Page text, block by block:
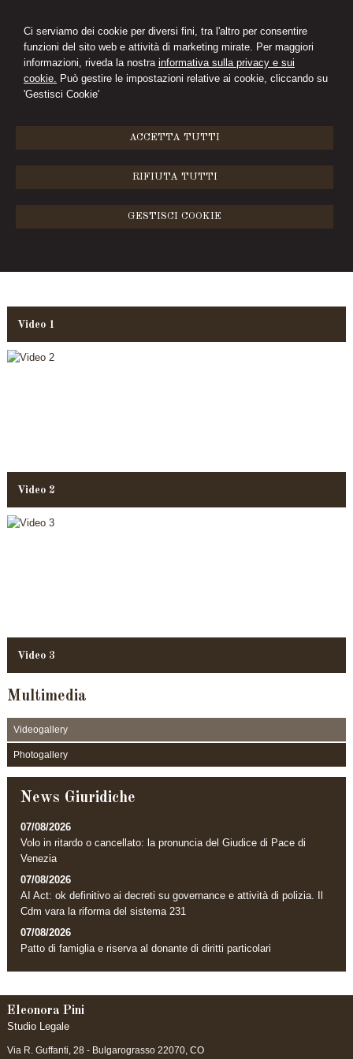
Ci serviamo dei cookie per diversi fini, tra l'altro per consentire
funzioni del sito web e attività di marketing mirate. Per maggiori
informazioni, riveda la nostra informativa sulla privacy e sui
cookie. Può gestire le impostazioni relative ai cookie, cliccando su
'Gestisci Cookie'
ACCETTA TUTTI
RIFIUTA TUTTI
GESTISCI COOKIE
ELEONORA PINI
STUDIO LEGALE
Video 1
Video 2
Video 3
Multimedia
Videogallery
Photogallery
News Giuridiche
07/08/2026
Volo in ritardo o cancellato: la pronuncia del Giudice di Pace di
Venezia
07/08/2026
AI Act: ok definitivo ai decreti su governance e attività di polizia. Il
Cdm vara la riforma del sistema 231
07/08/2026
Patto di famiglia e riserva al donante di diritti particolari
Eleonora Pini
Studio Legale
Via R. Guffanti, 28 - Bulgarograsso 22070, CO